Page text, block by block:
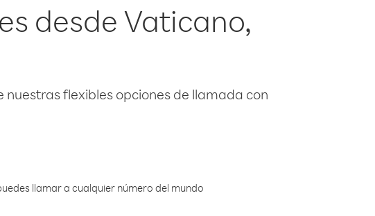
desde Vaticano,
flexibles opciones de llamada con
llamar a cualquier número del mundo